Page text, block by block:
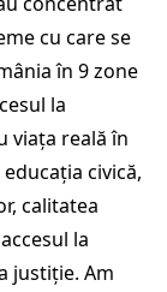
cu care se
în 9 zone
la
viața reală în
civică,
calitatea
la
justiție. Am